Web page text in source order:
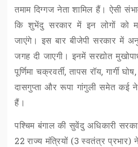
तमाम दिग्गज नेता शामिल हैं। ऐसी
कि शुभेंदु सरकार में इन लोगों को
जाएंगे। इस बार बीजेपी सरकार में
जगह दी जाएगी। इनमें सरद्योत
पूर्णिमा चक्रवर्ती,तापस रॉय,गार्गी घोष
दासगुप्ता और रूपा गांगुली समेत कई
हैं।
पश्चिम बंगाल की सुवेंदु अधिकारी
22राज्य मंत्रियों (3स्वतंत्र प्रभार)